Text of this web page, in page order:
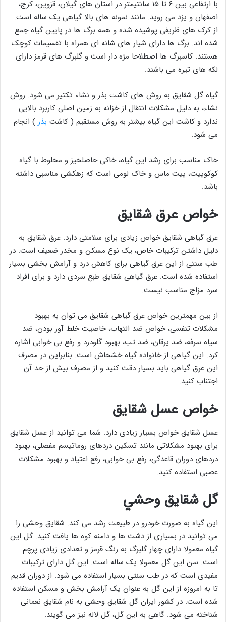
با ارتفاعی بین ۶ تا ۱۵ سانتیمتر در استان های گیلان، قزوین، کرج،
اصفهان و یزد می روید. مانند نمونه های بالا گیاهی یک ساله است.
از کرک های ظریفی پوشیده شده و همه برگ ها در پایین گیاه جمع
شده اند. برگ ها دارای شیار های شانه ای همراه با تقسیمات کوچک
هستند. کاسبرگ ها اصطلاحا مژه دار است و گلبرگ های قرمز دارای
لکه های تیره می باشند.
گیاه گل شقایق به روش های کاشت بذر و نشاء تکتیر می شود. روش
نشاء، به دلیل مشکلات انتقال از خزانه به زمین اصلی کاربرد بالایی
ندارد و کاشت این گیاه بیشتر به روش مستقیم ( کاشت بذر ) انجام
می شود.
خاک مناسب برای رشد این گیاه، خاکی حاصلخیز و مخلوط با گیاه
کوکوپیت، پیت ماس و خاک لومی است که زهکشی مناسبی داشته
باشد.
خواص عرق شقایق
عرق گیاهی شقایق خواص زیادی برای سلامتی دارد. عرق شقایق به
دلیل داشتن ترکیبات خاص، یک نوع مسکن و مخدر ضعیف است. در
طب سنتی از این عرق گیاهی برای کاهش درد و آرامش بخشی بسیار
استفاده شده است. عرق گیاهی شقایق طبع سردی دارد و برای افراد
سرد مزاج مناسب نیست.
از بین مهمترین خواص عرق گیاهی شقایق می توان به بهبود
مشکلات تنفسی، خواص ضد التهاب، خاصیت خلط آور بودن، ضد
سیاه سرفه، ضد یرقان، ضد تب، بهبود گلودرد و رفع بی خوابی اشاره
کرد. این گیاهی از خانواده گیاه خشخاش است. بنابراین در مصرف
این عرق گیاهی باید بسیار دقت کنید و از مصرف بیش از حد آن
اجتناب کنید.
خواص عسل شقایق
عسل شقایق خواص بسیار زیادی دارد. شما می توانید از عسل شقایق
برای بهبود مشکلاتی مانند تسکین دردهای روماتیسم مفصلی، بهبود
دردهای دوران قاعدگی، رفع بی خوابی، رفع اعتیاد و بهبود مشکلات
عصبی استفاده کنید.
گل شقايق وحشي
این گیاه به صورت خودرو در طبیعت رشد می کند. شقایق وحشی را
می توانید در بسیاری از دشت ها و دامنه کوه ها یافت کنید. گل این
گیاه معمولا دارای چهار گلبرگ به رنگ قرمز و تعدادی زیادی پرچم
است. سن این گل معمولا یک ساله است. این گل دارای ترکیبات
مفیدی است که در طب سنتی بسیار استفاده می شود. از دوران قدیم
تا به امروزه از این گل به عنوان یک آرامش بخش و مسکن استفاده
شده است. در کشور ایران گل شقایق وحشی به نام شقایق نعمانی
شناخته می شود. گاهی به این گل، گل لاله نیز می گویند.